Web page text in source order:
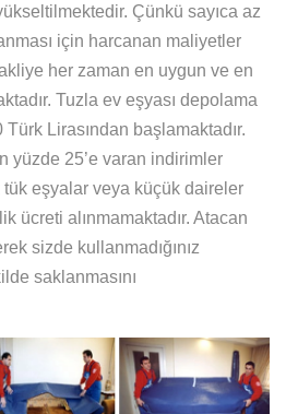
Çünkü sayıca az
için harcanan maliyetler
her zaman en uygun ve en
Tuzla ev eşyası depolama
Lirasından başlamaktadır.
yüzde 25’e varan indirimler
tük eşyalar veya küçük daireler
ücreti alınmamaktadır. Atacan
sizde kullanmadığınız
saklanmasını